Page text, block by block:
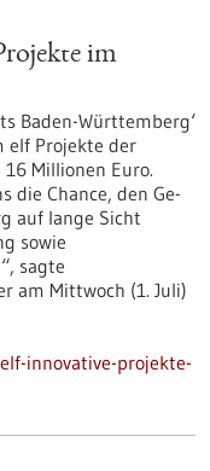
im
Baden-Württemberg‘
elf Projekte der
Millionen Euro.
die Chance, den Ge-
auf lange Sicht
sowie
sagte
am Mittwoch (1. Juli)
innovative-projekte-